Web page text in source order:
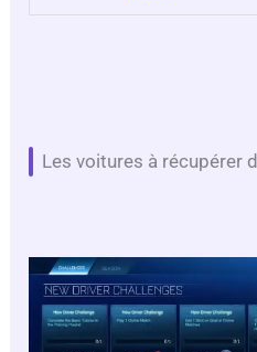
Les voitures à récupérer